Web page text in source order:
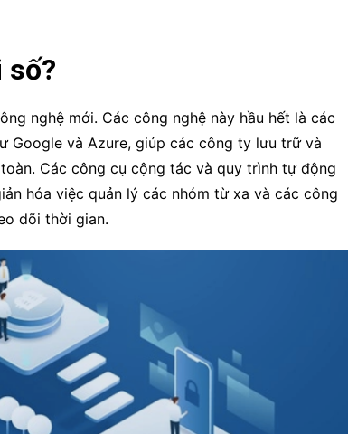
số?
nghệ mới. Các công nghệ này hầu hết là các
Google và Azure, giúp các công ty lưu trữ và
Các công cụ cộng tác và quy trình tự động
hóa việc quản lý các nhóm từ xa và các công
dõi thời gian.